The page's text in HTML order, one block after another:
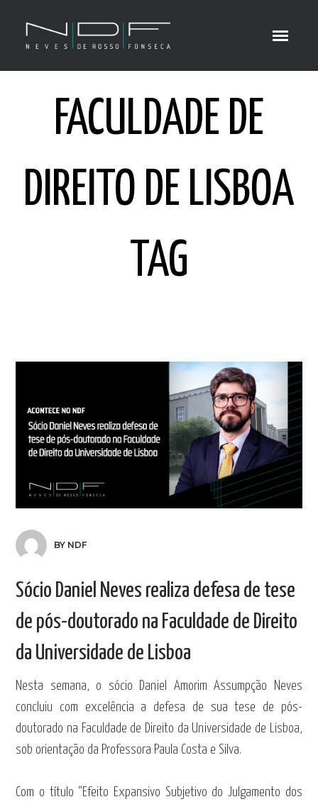
FACULDADE DE
DIREITO DE LISBOA
TAG
BY NDF
Sócio Daniel Neves realiza defesa de tese
de pós-doutorado na Faculdade de Direito
da Universidade de Lisboa
Nesta semana, o sócio
Daniel Amorim Assumpção Neves
concluiu com excelência a defesa de sua tese de pós-
doutorado na Faculdade de Direito da Universidade de Lisboa,
sob orientação da Professora Paula Costa e Silva.
Com o título “Efeito Expansivo Subjetivo do Julgamento dos